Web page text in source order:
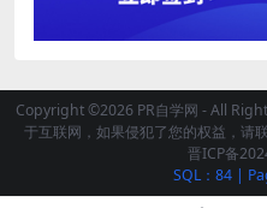
Copyright ©2026 PR自学网 - All
于互联网，如果侵犯了您的权益，请
晋ICP备
SQL：84 |